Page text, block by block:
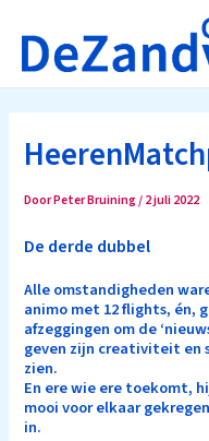
naar
inhoud
DoorPeter Bruining/2 juli 2022
De derde dubbel
Alle omstandigheden
animo met 12 flights, én,
afzeggingen om de
geven zijn creativiteit en
zien.
En ere wie ere toekomt,
mooi voor elkaar
in.